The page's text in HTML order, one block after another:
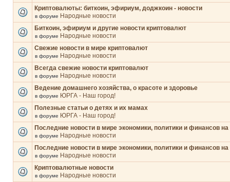
Криптовалюты: биткоин, эфириум, доджкоин - новости
в форуме Народные новости
Биткоин, эфириум и другие новости криптовалют
в форуме Народные новости
Свежие новости в мире криптовалют
в форуме Народные новости
Всегда свежие новости криптовалют
в форуме Народные новости
Ведение домашнего хозяйства, о красоте и здоровье
в форуме ЮРГА - Наш город!
Полезные статьи о детях и их мамах
в форуме ЮРГА - Наш город!
Последние новости в мире экономики, политики и финансов на
в форуме Народные новости
Последние новости в мире экономики, политики и финансов на
в форуме Народные новости
Криптовалютные новости
в форуме Народные новости